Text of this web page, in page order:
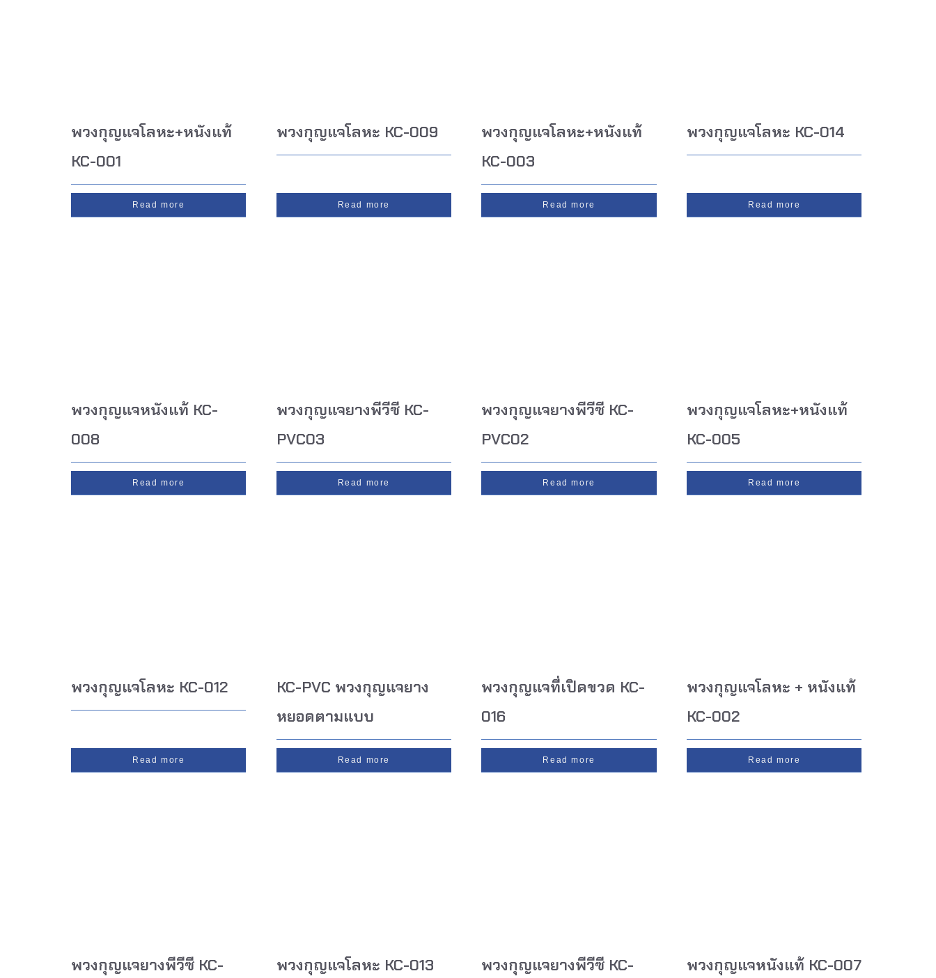
พวงกุญแจโลหะ+หนังแท้
KC-001
Read more
พวงกุญแจโลหะ KC-009
Read more
พวงกุญแจโลหะ+หนังแท้
KC-003
Read more
พวงกุญแจโลหะ KC-014
Read more
พวงกุญแจหนังแท้ KC-
008
Read more
พวงกุญแจยางพีวีซี KC-
PVC03
Read more
พวงกุญแจยางพีวีซี KC-
PVC02
Read more
พวงกุญแจโลหะ+หนังแท้
KC-005
Read more
พวงกุญแจโลหะ KC-012
Read more
KC-PVC พวงกุญแจยาง
หยอดตามแบบ
Read more
พวงกุญแจที่เปิดขวด KC-
016
Read more
พวงกุญแจโลหะ + หนังแท้
KC-002
Read more
พวงกุญแจยางพีวีซี KC-
พวงกุญแจโลหะ KC-013
พวงกุญแจยางพีวีซี KC-
พวงกุญแจหนังแท้ KC-007